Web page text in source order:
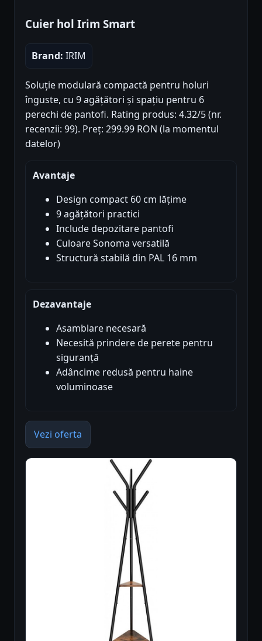
Cuier hol Irim Smart
Brand: IRIM
Soluție modulară compactă pentru holuri
înguste, cu 9 agățători și spațiu pentru 6
perechi de pantofi. Rating produs: 4.32/5 (nr.
recenzii: 99). Preț: 299.99 RON (la momentul
datelor)
Avantaje
Design compact 60 cm lățime
9 agățători practici
Include depozitare pantofi
Culoare Sonoma versatilă
Structură stabilă din PAL 16 mm
Dezavantaje
Asamblare necesară
Necesită prindere de perete pentru
siguranță
Adâncime redusă pentru haine
voluminoase
Vezi oferta